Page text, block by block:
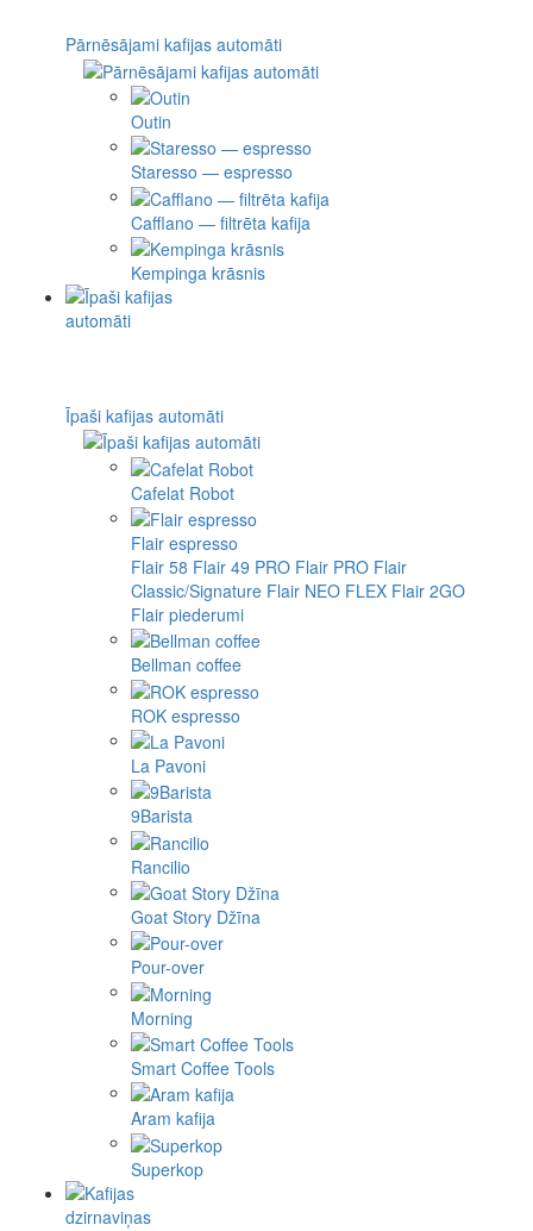
Pārnēsājami kafijas automāti
Outin
Staresso — espresso
Cafflano — filtrēta kafija
Kempinga krāsnis
Īpaši kafijas automāti
Cafelat Robot
Flair espresso
Flair 58 Flair 49 PRO Flair PRO Flair
Classic/Signature Flair NEO FLEX Flair 2GO
Flair piederumi
Bellman coffee
ROK espresso
La Pavoni
9Barista
Rancilio
Goat Story Džīna
Pour-over
Morning
Smart Coffee Tools
Aram kafija
Superkop